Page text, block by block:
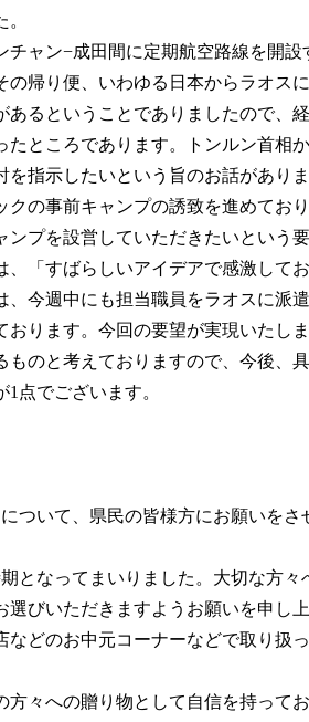
ャン−成田間に定期航空路線を開設
帰り便、いわゆる日本からラオス
るということでありましたので、
ところであります。トンルン首相
指示したいという旨のお話がありま
の事前キャンプの誘致を進めてお
プを設営していただきたいという
「すばらしいアイデアで感激して
今週中にも担当職員をラオスに派
ります。今回の要望が実現いたし
のと考えておりますので、今後、
点でございます。
ついて、県民の皆様方にお願いをさ
となってまいりました。大切な方々
びいただきますようお願いを申し
どのお中元コーナーなどで取り扱
々への贈り物として自信を持って